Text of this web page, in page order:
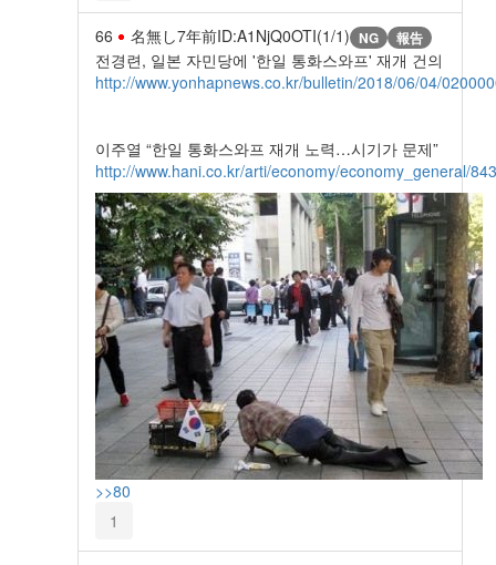
66 名無し7年前ID:A1NjQ0OTI(1/1) NG 報告
전경련, 일본 자민당에 '한일 통화스와프' 재개 건의
http://www.yonhapnews.co.kr/bulletin/2018/06/04/
이주열 “한일 통화스와프 재개 노력…시기가 문제”
http://www.hani.co.kr/arti/economy/economy_general/
>>80
1